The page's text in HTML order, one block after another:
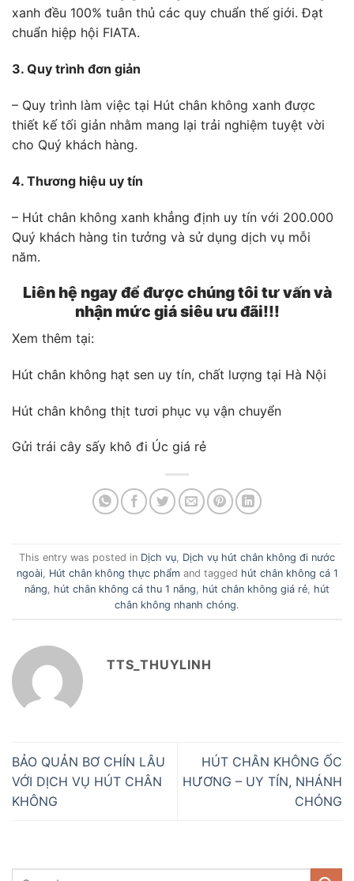
xanh đều 100% tuân thủ các quy chuẩn thế giới. Đạt
chuẩn hiệp hội FIATA.
3. Quy trình đơn giản
– Quy trình làm việc tại Hút chân không xanh được
thiết kế tối giản nhằm mang lại trải nghiệm tuyệt vời
cho Quý khách hàng.
4. Thương hiệu uy tín
– Hút chân không xanh khẳng định uy tín với 200.000
Quý khách hàng tin tưởng và sử dụng dịch vụ mỗi
năm.
Liên hệ ngay để được chúng tôi tư vấn và
nhận mức giá siêu ưu đãi!!!
Xem thêm tại:
Hút chân không hạt sen uy tín, chất lượng tại Hà Nội
Hút chân không thịt tươi phục vụ vận chuyển
Gửi trái cây sấy khô đi Úc giá rẻ
This entry was posted in Dịch vụ Dịch vụ hút chân không đi nước
ngoài, Hút chân không thực phẩmand tagged hút chân không cá 1
nắng
hút chân không cá thu 1 nắng hút chân không giá rẻ hút
chân không nhanh chóng.
TTS_THUYLINH
BẢO QUẢN BƠ CHÍN LÂU
VỚI DỊCH VỤ HÚT CHÂN
KHÔNG
HÚT CHÂN KHÔNG ỐC
HƯƠNG – UY TÍN, NHÁNH
CHÓNG